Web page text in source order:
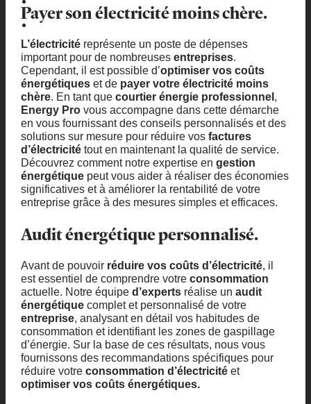
Payer son électricité moins chère.
L’électricitéreprésente un poste de dépenses
important pour de nombreuses entreprises.
Cependant, il est possible d’optimiser vos coûts
énergétiqueset de payer votre électricité moins
chère. En tant que courtier énergie professionnel,
Energy Provous accompagne dans cette démarche
en vous fournissant des conseils personnalisés et des
solutions sur mesure pour réduire vos factures
d’électricitétout en maintenant la qualité de service.
Découvrez comment notre expertise en gestion
énergétiquepeut vous aider à réaliser des économies
significatives et à améliorer la rentabilité de votre
entreprise grâce à des mesures simples et efficaces.
Audit énergétique personnalisé.
Avant de pouvoir réduire vos coûts d’électricité, il
est essentiel de comprendre votre consommation
actuelle. Notre équipe d’expertsréalise un audit
énergétiquecomplet et personnalisé de votre
entreprise, analysant en détail vos habitudes de
consommation et identifiant les zones de gaspillage
d’énergie. Sur la base de ces résultats, nous vous
fournissons des recommandations spécifiques pour
réduire votre consommation d’électricitéet
optimiser vos coûts énergétiques.